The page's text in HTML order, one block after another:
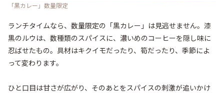
「黒カレー」数量限定
ランチタイムなら、数量限定の「黒カレー」は見逃せません。漆
黒のルウは、数種類のスパイスに、濃いめのコーヒーを隠し味に
忍ばせたもの。具材はキクイモだったり、筍だったり、季節によ
って変わります。
ひと口目は甘さが広がり、そのあとをスパイスの刺激が追いかけ